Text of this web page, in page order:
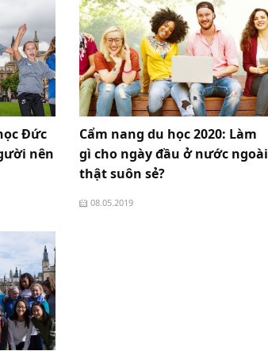
Đức
nên
Cẩm nang du học 2020: Làm
gì cho ngày đầu ở nước ngoài
thật suôn sẻ?
08.05.2019